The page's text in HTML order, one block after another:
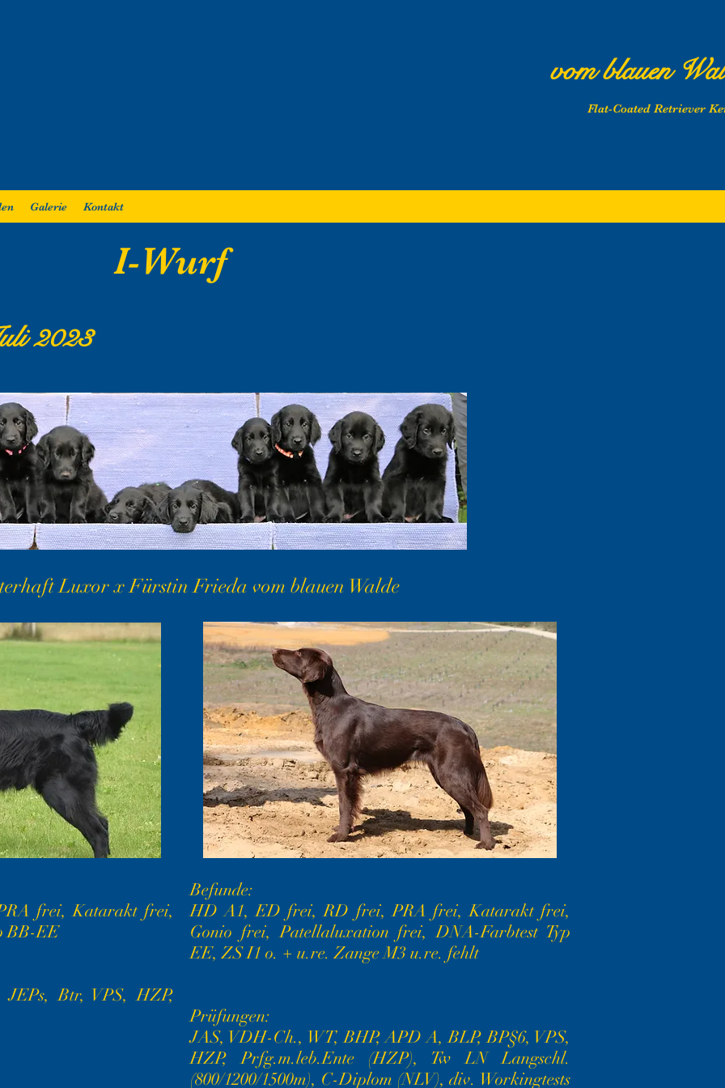
vom blauen
Flat-Coated Retriever
Galerie Kontakt
I-Wurf
2023
Luxor x Fürstin Frieda vom blauen Walde
frei, Katarakt frei,
BB-EE
Btr, VPS, HZP,
Befunde:
HD A1, ED frei, RD frei, PRA frei, Katarakt frei,
Gonio frei, Patellaluxation frei, DNA-Farbtest Typ
EE, ZS I1 o. + u.re. Zange M3 u.re. fehlt
Prüfungen:
JAS, VDH-Ch., WT, BHP, APD A, BLP, BP§6, VPS,
HZP, Prfg.m.leb.Ente (HZP), Tw LN Langschl.
(800/1200/1500m), C-Diplom (NLV), div. Workingtests